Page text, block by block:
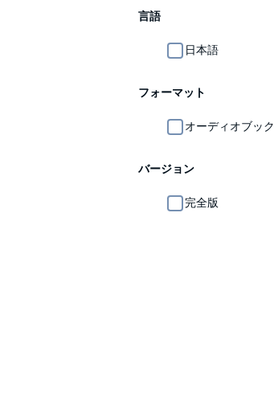
言語
日本語
フォーマット
オーディオブック
バージョン
完全版